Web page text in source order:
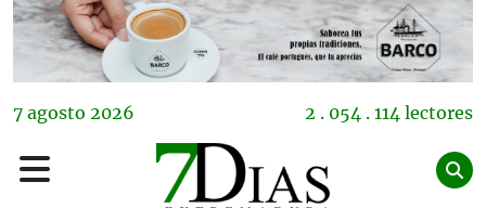
7 agosto 2026 2 . 054 . 114 lectores